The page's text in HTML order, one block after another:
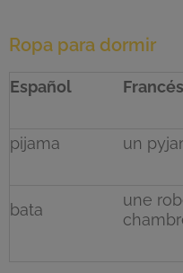
Ropa para dormir
Español Francés
pijama un
bata
une